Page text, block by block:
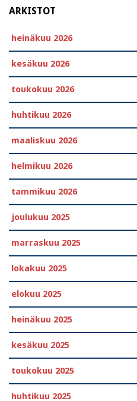
ARKISTOT
heinäkuu 2026
kesäkuu 2026
toukokuu 2026
huhtikuu 2026
maaliskuu 2026
helmikuu 2026
tammikuu 2026
joulukuu 2025
marraskuu 2025
lokakuu 2025
elokuu 2025
heinäkuu 2025
kesäkuu 2025
toukokuu 2025
huhtikuu 2025